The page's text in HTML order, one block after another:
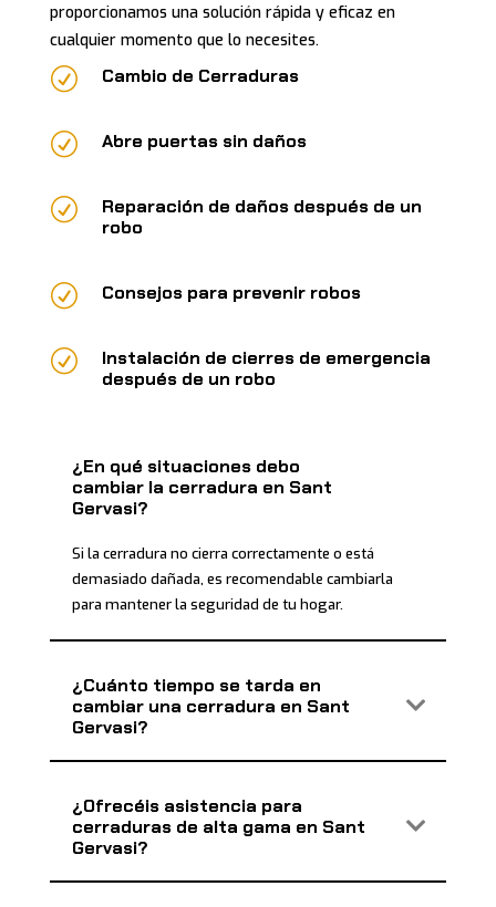
proporcionamos una solución rápida y eficaz en
cualquier momento que lo necesites.
R Cambio de Cerraduras
R Abre puertas sin daños
R
Reparación de daños después de un
robo
R Consejos para prevenir robos
R
Instalación de cierres de emergencia
después de un robo
¿En qué situaciones debo
cambiar la cerradura en Sant
Gervasi?
Si la cerradura no cierra correctamente o está
demasiado dañada, es recomendable cambiarla
para mantener la seguridad de tu hogar.
¿Cuánto tiempo se tarda en
cambiar una cerradura en Sant
Gervasi?
¿Ofrecéis asistencia para
cerraduras de alta gama en Sant
Gervasi?